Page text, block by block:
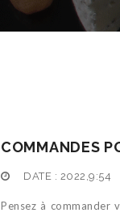
COMMANDES
DATE : 2022,9:54
Pensez à commander